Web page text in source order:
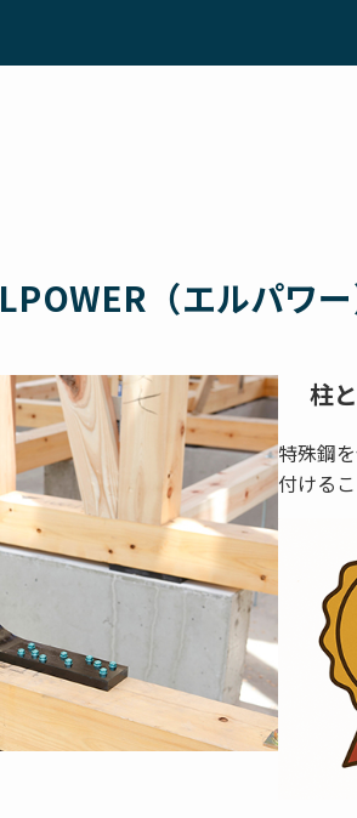
LPOWER（エルパワ
柱
特殊鋼
付ける